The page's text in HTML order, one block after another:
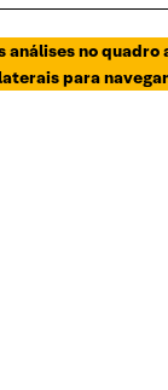
análises no quadro
para